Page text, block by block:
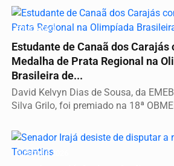
EDUCAÇÃO
Estudante de Canaã dos Carajás
Medalha de Prata Regional na
Brasileira de...
David Kelvyn Dias de Sousa, da
Silva Grilo, foi premiado na 18ª
ELEIÇÕES 2026